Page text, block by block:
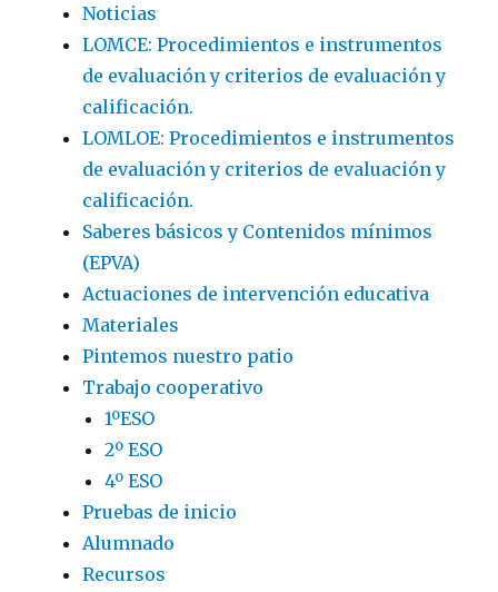
Noticias
LOMCE: Procedimientos e instrumentos
de evaluación y criterios de evaluación y
calificación.
LOMLOE: Procedimientos e instrumentos
de evaluación y criterios de evaluación y
calificación.
Saberes básicos y Contenidos mínimos
(EPVA)
Actuaciones de intervención educativa
Materiales
Pintemos nuestro patio
Trabajo cooperativo
1ºESO
2º ESO
4º ESO
Pruebas de inicio
Alumnado
Recursos